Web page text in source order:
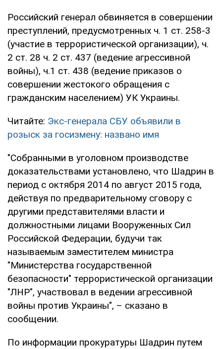
Российский генерал обвиняется в совершении
преступлений, предусмотренных ч. 1 ст. 258-3
(участие в террористической организации), ч.
2 ст. 28 ч. 2 ст. 437 (ведение агрессивной
войны), ч.1 ст. 438 (ведение приказов о
совершении жестокого обращения с
гражданским населением) УК Украины.
Читайте: Экс-генерала СБУ объявили в
розыск за госизмену: названо имя
"Собранными в уголовном производстве
доказательствами установлено, что Шадрин в
период с октября 2014 по август 2015 года,
действуя по предварительному сговору с
другими представителями власти и
должностными лицами Вооруженных Сил
Российской Федерации, будучи так
называемым заместителем министра
"Министерства государственной
безопасности" террористической организации
"ЛНР", участвовал в ведении агрессивной
войны против Украины", – сказано в
сообщении.
По информации прокуратуры Шадрин путем